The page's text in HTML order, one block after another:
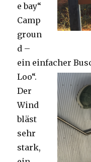
e bay“
Camp
groun
d –
ein einfacher
Loo“.
Der
Wind
bläst
sehr
stark,